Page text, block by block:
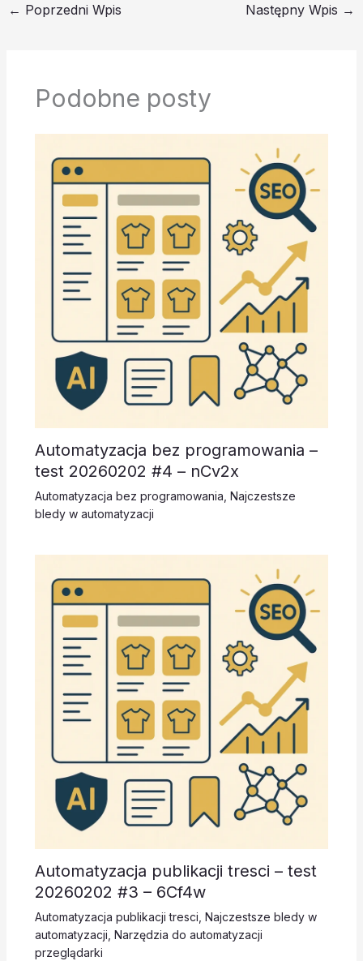
← Poprzedni Wpis Następny Wpis →
Podobne posty
Automatyzacja bez programowania –
test 20260202 #4 – nCv2x
Automatyzacja bez programowania Najczestsze
bledy w automatyzacji
Automatyzacja publikacji tresci – test
20260202 #3 – 6Cf4w
Automatyzacja publikacji tresci Najczestsze bledy w
automatyzacji Narzędzia do automatyzacji
przeglądarki